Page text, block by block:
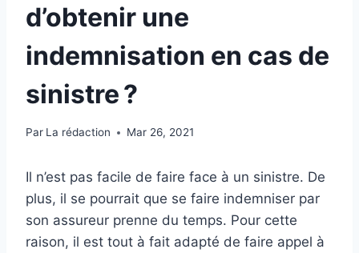
d’obtenir une
indemnisation en cas de
sinistre ?
Par La rédaction Mar 26, 2021
Il n’est pas facile de faire face à un sinistre. De
plus, il se pourrait que se faire indemniser par
son assureur prenne du temps. Pour cette
raison, il est tout à fait adapté de faire appel à